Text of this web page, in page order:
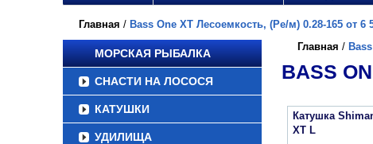
Главная / Bass One XT Лесоемкость, (Ре/м) 0.28-165 от 6
МОРСКАЯ РЫБАЛКА
СНАСТИ НА ЛОСОСЯ
КАТУШКИ
УДИЛИЩА
Главная /
BASS
Катушка
XT L